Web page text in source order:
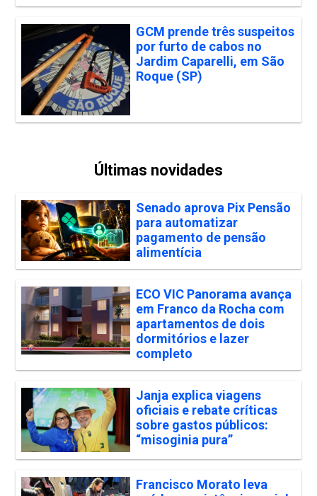
GCM prende três suspeitos
por furto de cabos no
Jardim Caparelli, em São
Roque (SP)
Últimas novidades
Senado aprova Pix Pensão
para automatizar
pagamento de pensão
alimentícia
ECO VIC Panorama avança
em Franco da Rocha com
apartamentos de dois
dormitórios e lazer
completo
Janja explica viagens
oficiais e rebate críticas
sobre gastos públicos:
“misoginia pura”
Francisco Morato leva